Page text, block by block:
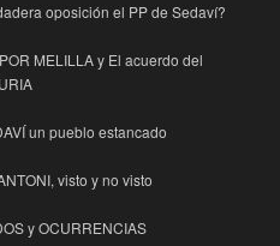
oposición el PP de Sedaví?
MELILLA y El acuerdo del
un pueblo estancado
visto y no visto
y OCURRENCIAS